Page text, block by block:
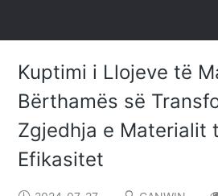
Kuptimi i Llojeve të
Bërthamës së
Zgjedhja e Materialit
Efikasitet